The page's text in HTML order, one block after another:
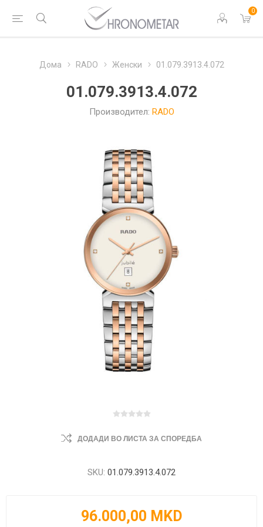
0
Дома RADO Женски 01.079.3913.4.072
01.079.3913.4.072
Производител: RADO
ДОДАДИ ВО ЛИСТА ЗА СПОРЕДБА
SKU: 01.079.3913.4.072
96.000,00 MKD